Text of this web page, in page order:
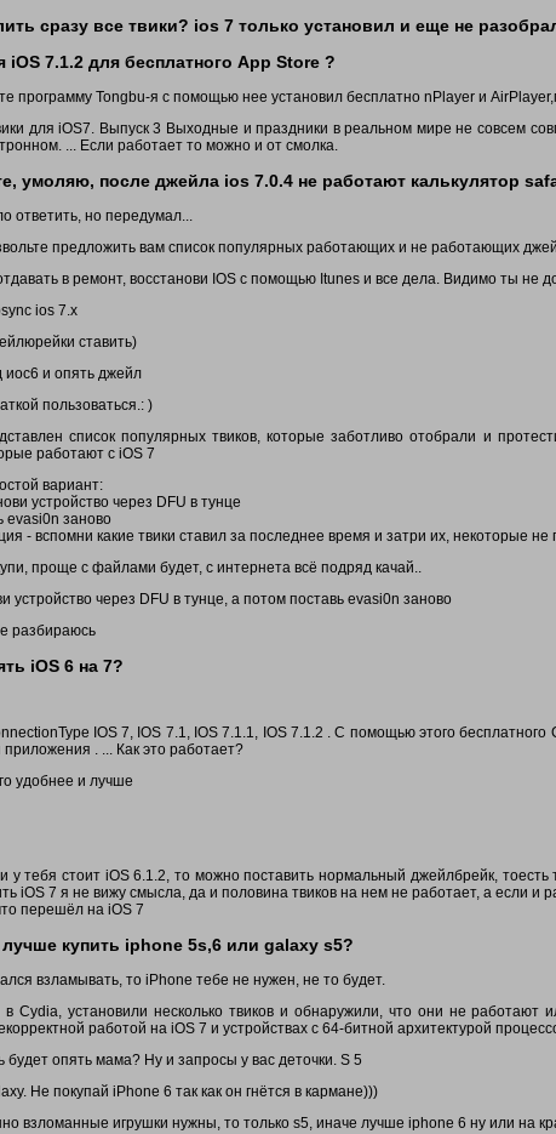
сразу все твики? ios 7 только установил и еще не
iOS 7.1.2 для бесплатного App Store ?
программу Tongbu-я с помощью нее установил бесплатно nPlayer и
для iOS7. Выпуск 3 Выходные и праздники в реальном мире не совсем
... Если работает то можно и от смолка.
умоляю, после джейла ios 7.0.4 не работают калькулятор
ответить, но передумал...
предложить вам список популярных работающих и не работающих
в ремонт, восстанови IOS с помощью Itunes и все дела. Видимо ты не
ios 7.x
ставить)
иос6 и опять джейл
пользоваться.: )
список популярных твиков, которые заботливо отобрали и
работают с iOS 7
вариант:
устройство через DFU в тунце
evasi0n заново
- вспомни какие твики ставил за последнее время и затри их, некоторые
проще с файлами будет, с интернета всё подряд качай..
устройство через DFU в тунце, а потом поставь evasi0n заново
разбираюсь
iOS 6 на 7?
IOS 7, IOS 7.1, IOS 7.1.1, IOS 7.1.2 . С помощью этого
приложения . ... Как это работает?
удобнее и лучше
у тебя стоит iOS 6.1.2, то можно поставить нормальный джейлбрейк, тоесть
iOS 7 я не вижу смысла, да и половина твиков на нем не работает, а если и
перешёл на iOS 7
купить iphone 5s,6 или galaxy s5?
взламывать, то iPhone тебе не нужен, не то будет.
Cydia, установили несколько твиков и обнаружили, что они не работают
работой на iOS 7 и устройствах с 64-битной архитектурой
будет опять мама? Ну и запросы у вас деточки. S 5
Не покупай iPhone 6 так как он гнётся в кармане)))
взломанные игрушки нужны, то только s5, иначе лучше iphone 6 ну или на